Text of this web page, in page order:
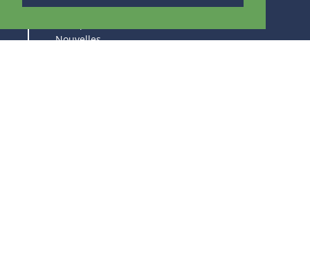
Nouvelles